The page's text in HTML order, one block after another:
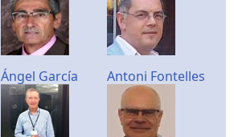
Ángel García Antoni Fontelles